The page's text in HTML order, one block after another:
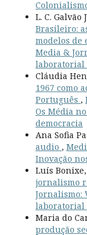
L. C. Galvão
Brasileiro:
modelos de
Media &
laboratorial
Cláudia
1967 como
Português ,
Os Média
democracia
Ana Sofia
audio ,
Inovação
Luís Bonixe,
jornalismo
Jornalismo:
laboratorial
Maria do
produção